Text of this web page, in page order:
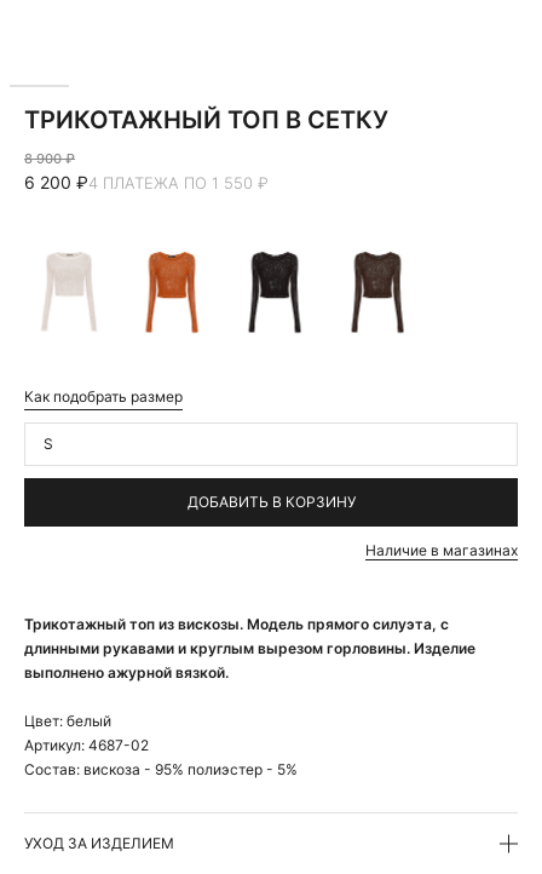
Трикотажный топ из вискозы. Модель прямого силуэта, с
длинными рукавами и круглым вырезом горловины. Изделие
выполнено ажурной вязкой.
Цвет: белый
Артикул: 4687-02
Состав: вискоза - 95% полиэстер - 5%
УХОД ЗА ИЗДЕЛИЕМ
ТРИКОТАЖНЫЙ ТОП В СЕТКУ
8 900 ₽
6 200 ₽4 ПЛАТЕЖА ПО 1 550 ₽
Как подобрать размер
S
ДОБАВИТЬ В КОРЗИНУ
Наличие в магазинах